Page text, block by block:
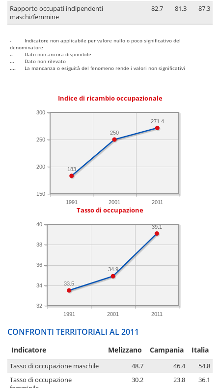
Rapporto occupati indipendenti
maschi/femmine
82.7 81.3 87.3
-
Indicatore non applicabile per valore nullo o poco significativo del
denominatore
..
Dato non ancora disponibile
...
Dato non rilevato
....
La mancanza o esiguità del fenomeno rende i valori non significativi
Indice di ricambio occupazionale
1991 2001 2011
150
200
250
300
271.4
250
183
Tasso di occupazione
1991 2001 2011
32
34
36
38
40 39.1
34.9
33.5
CONFRONTI TERRITORIALI AL 2011
Indicatore Melizzano Campania Italia
Tasso di occupazione maschile 48.7 46.4
54.8
Tasso di occupazione
30.2 23.8 36.1